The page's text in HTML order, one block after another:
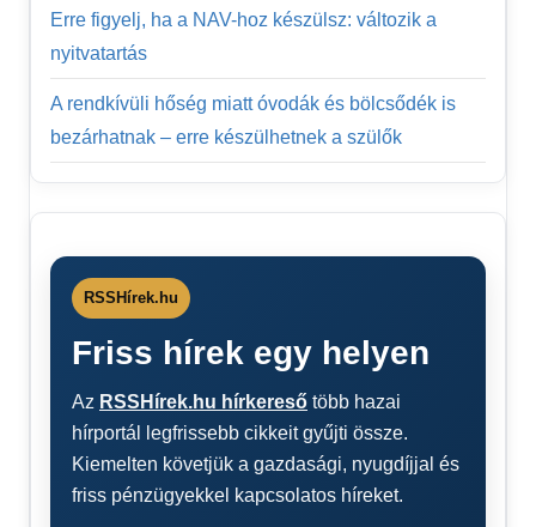
Erre figyelj, ha a NAV-hoz készülsz: változik a
nyitvatartás
A rendkívüli hőség miatt óvodák és bölcsődék is
bezárhatnak – erre készülhetnek a szülők
RSSHírek.hu
Friss hírek egy helyen
Az RSSHírek.hu hírkereső több hazai
hírportál legfrissebb cikkeit gyűjti össze.
Kiemelten követjük a gazdasági, nyugdíjjal és
friss pénzügyekkel kapcsolatos híreket.